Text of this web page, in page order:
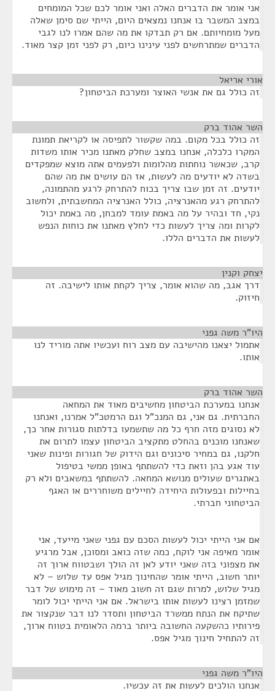
אני אומר את הדברים האלה ואני אומר לכם שכל המומחים
במצב המשבר בו אנחנו נמצאים היום, הייתי שם סימן שאלה
מעל מומחיותם. אם רק תבדקו את מה שהם אמרו לנו לגבי
הדברים שמתרחשים לפני עינינו כיום, רק לפני זמן קצר מאוד.
אורי אריאל
זה כולל גם את אנשי האוצר ומערכת הביטחון?
השר אהוד ברק
זה כולל בכל מקום. במה שקשור לתפיסה או לקריאת תמונת
המקרו כלכלה, אנחנו במצב שחלק מאתנו מכיר אותו משדות
קרב, שכאשר נוחתות מהלומות ולפעמים אתה מוצא שמפקדים
בשדה לא יודעים מה לעשות, אז הם עושים את מה שהם
יודעים. זה זמן שבו צריך בכוח להתרחק לרגע מהתמונה,
להתרחק רגע מהאנרציה, כולל האנרציה המחשבתית, ולחשוב
נקי, חד ובהיר על מה באמת עומד למבחן, מה באמת יכול
לקרות ומה צריך לעשות כדי לחלץ מאתנו את כוחות הנפש
לעשות את הדברים הללו.
יצחק וקנין
דרך אגב, מה שהוא אומר, צריך לקחת אותו לישיבה. זה
חיזוק.
היו"ר משה גפני
אתמול יצאנו מהישיבה עם מצב רוח ועכשיו אתה מוריד לנו
אותו.
השר אהוד ברק
אנחנו במערכת הביטחון מחשיבים מאוד את המחאה
החברתית. גם אני, גם המנכ"ל וגם הרמטכ"ל אמרנו, ואנחנו
לא נסוגים מזה חרף כל מה שתשמעו בדלתות סגורות אחר כך,
שאנחנו מוכנים בהחלט מתקציב הביטחון עצמו לתרום את
חלקנו, גם במחיר סיכונים וגם הידוק של חגורות ופינות שאני
עוד אגע בהן וזאת כדי להשתתף באופן ממשי בטיפול
באתגרים שעולים מנושא המחאה. להשתתף במשאבים ולא רק
בחיילות ובפעולות היחידה לחיילים משוחררים או האגף
הביטחוני חברתי.
אם אני הייתי יכול לעשות הסכם עם גפני שאני מייעד, אני
אומר מאיפה אני לוקח, כמה שזה כואב ומסוכן, אבל מרגיע
את מצפוני בזה שאני יודע לאן זה הולך ושבטווח ארוך זה
יותר חשוב, הייתי אומר שהחינוך מגיל אפס עד שלוש – לא
מגיל שלוש, למרות שגם זה חשוב מאוד – זה מימוש של דבר
שמזמן רצינו לעשות אותו בישראל. אם אני הייתי יכול לומר
שתיקח את הנתח ממשרד הביטחון ותסדר לנו דבר שנקצור את
פירותיו כהשקעה החשובה ביותר ברמה הלאומית בטווח ארוך,
זה להתחיל חינוך מגיל אפס.
היו"ר משה גפני
אנחנו הולכים לעשות את זה עכשיו.